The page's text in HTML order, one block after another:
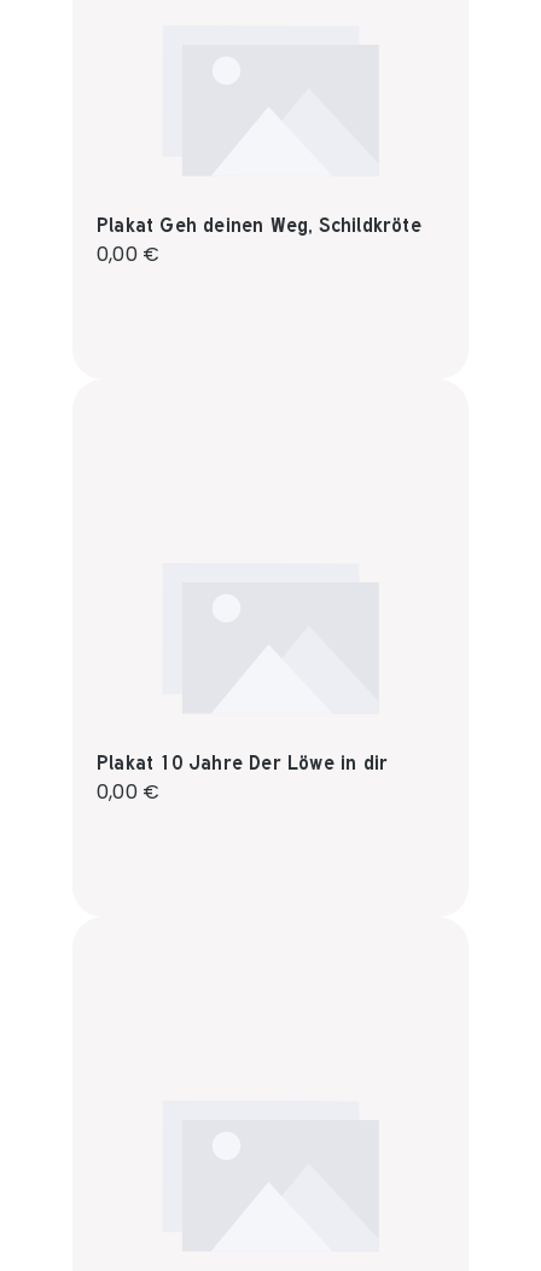
Plakat Geh deinen Weg, Schildkröte
Regulärer Preis:
0,00 €
Plakat 10 Jahre Der Löwe in dir
Regulärer Preis:
0,00 €